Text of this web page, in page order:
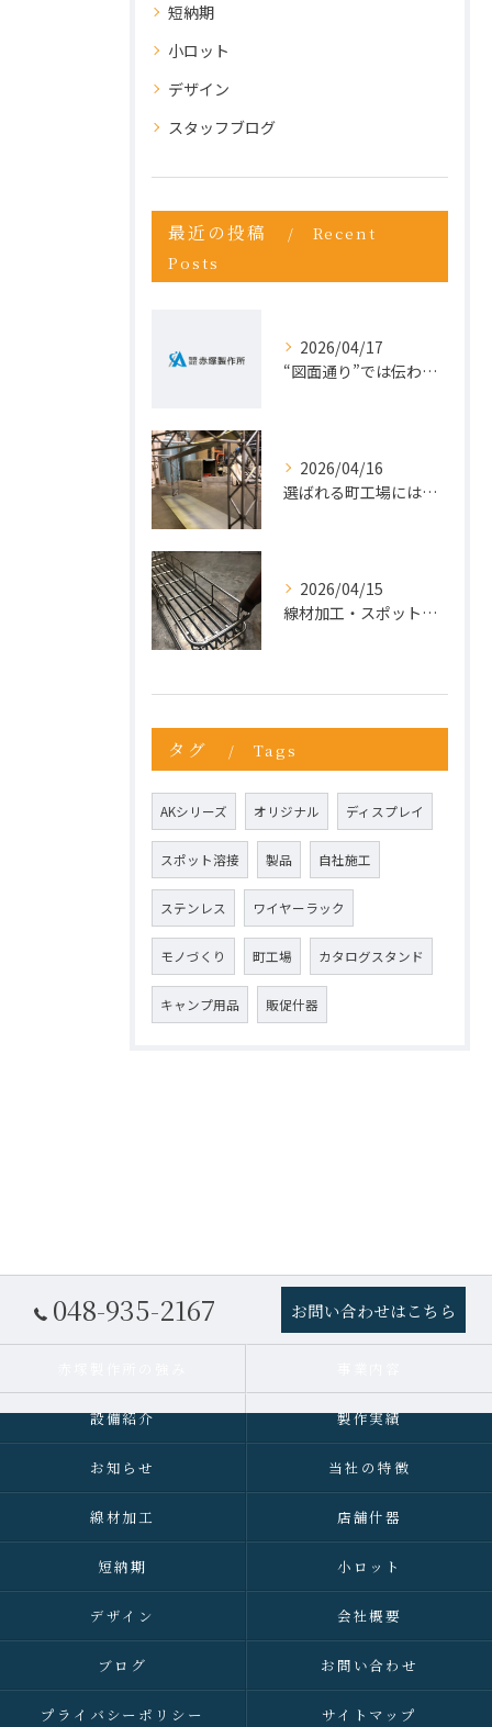
短納期
小ロット
デザイン
スタッフブログ
最近の投稿
Recent
Posts
2026/04/17
“図面通り”では伝わらない仕事が増えている理由
2026/04/16
選ばれる町工場には、理由がある。今こそ“依頼先の見直し”を。
2026/04/15
線材加工・スポット溶接ならお任せ
タグ Tags
AKシリーズ オリジナル ディスプレイ
スポット溶接 製品 自社施工
ステンレス ワイヤーラック
モノづくり 町工場 カタログスタンド
キャンプ用品 販促什器
048-935-2167 お問い合わせはこちら
設備紹介 製作実績
お知らせ 当社の特徴
線材加工 店舗什器
短納期 小ロット
デザイン 会社概要
ブログ お問い合わせ
プライバシーポリシー サイトマップ